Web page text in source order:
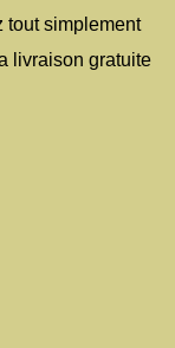
tout simplement
livraison gratuite